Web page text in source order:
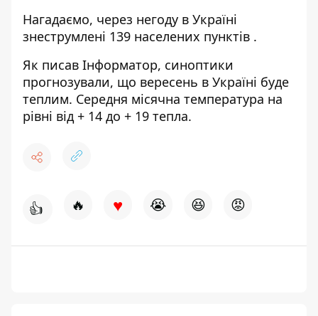
Нагадаємо, через негоду в Україні
знеструмлені 139 населених пунктів .
Як писав Інформатор, синоптики
прогнозували, що вересень в Україні буде
теплим. Середня місячна температура на
рівні від + 14 до + 19 тепла.
👍 🔥 ♥ 😭 😆 😡